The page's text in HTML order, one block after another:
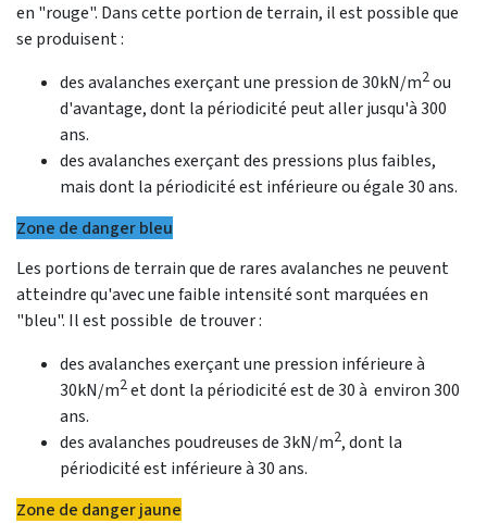
en "rouge". Dans cette portion de terrain, il est possible que
se produisent :
des avalanches exerçant une pression de 30kN/m2ou
d'avantage, dont la périodicité peut aller jusqu'à 300
ans.
des avalanches exerçant des pressions plus faibles,
mais dont la périodicité est inférieure ou égale 30 ans.
Zone de danger bleu
Les portions de terrain que de rares avalanches ne peuvent
atteindre qu'avec une faible intensité sont marquées en
"bleu". Il est possible de trouver :
des avalanches exerçant une pression inférieure à
30kN/m2et dont la périodicité est de 30 à environ 300
ans.
des avalanches poudreuses de 3kN/m2, dont la
périodicité est inférieure à 30 ans.
Zone de danger jaune